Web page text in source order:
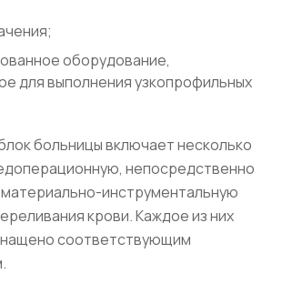
оборудование,
для выполнения узкопрофильных
больницы включает несколько
непосредственно
инструментальную
крови. Каждое из них
соответствующим